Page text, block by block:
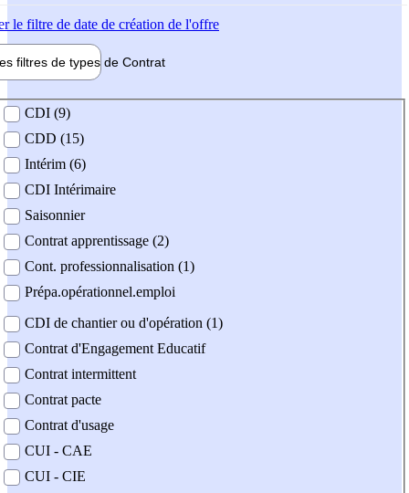
le filtre de date de création de l'offre
filtres de types de Contrat
contrat
CDI (9)
CDD (15)
Intérim (6)
CDI Intérimaire
Saisonnier
Contrat apprentissage (2)
Cont. professionnalisation (1)
Prépa.opérationnel.emploi
CDI de chantier ou d'opération (1)
Contrat d'Engagement Educatif
Contrat intermittent
Contrat pacte
Contrat d'usage
CUI - CAE
CUI - CIE